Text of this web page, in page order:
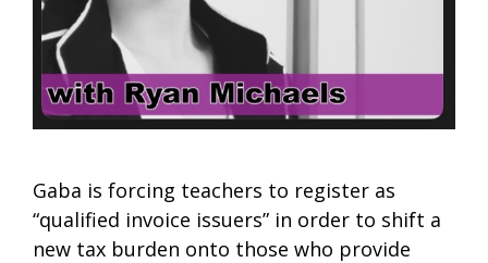
Gaba is forcing teachers to register as
“qualified invoice issuers” in order to shift a
new tax burden onto those who provide